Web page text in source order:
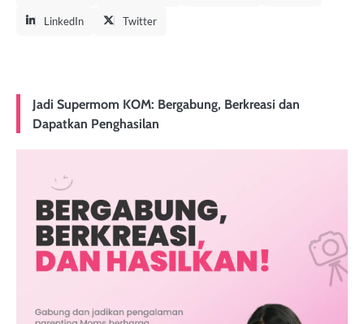
LinkedIn Twitter
Jadi Supermom KOM: Bergabung, Berkreasi dan
Dapatkan Penghasilan